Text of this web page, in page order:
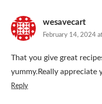
wesavecart
February 14, 2024
That you give great
yummy.Really appreciate
Reply